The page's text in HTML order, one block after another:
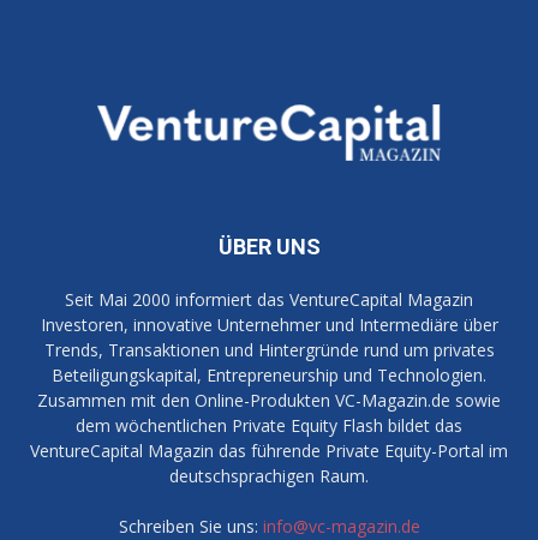
ÜBER UNS
Seit Mai 2000 informiert das VentureCapital Magazin
Investoren, innovative Unternehmer und Intermediäre über
Trends, Transaktionen und Hintergründe rund um privates
Beteiligungskapital, Entrepreneurship und Technologien.
Zusammen mit den Online-Produkten VC-Magazin.de sowie
dem wöchentlichen Private Equity Flash bildet das
VentureCapital Magazin das führende Private Equity-Portal im
deutschsprachigen Raum.
Schreiben Sie uns: info@vc-magazin.de